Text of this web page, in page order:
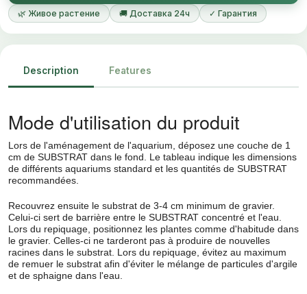
🌿 Живое растение 🚚 Доставка 24ч ✓ Гарантия
Description Features
Mode d'utilisation du produit
Lors de l'aménagement de l'aquarium, déposez une couche de 1
cm de SUBSTRAT dans le fond. Le tableau indique les dimensions
de différents aquariums standard et les quantités de SUBSTRAT
recommandées.
Recouvrez ensuite le substrat de 3-4 cm minimum de gravier.
Celui-ci sert de barrière entre le SUBSTRAT concentré et l'eau.
Lors du repiquage, positionnez les plantes comme d'habitude dans
le gravier. Celles-ci ne tarderont pas à produire de nouvelles
racines dans le substrat. Lors du repiquage, évitez au maximum
de remuer le substrat afin d'éviter le mélange de particules d'argile
et de sphaigne dans l'eau.